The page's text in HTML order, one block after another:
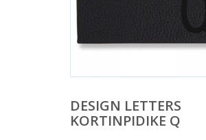
DESIGN LETTERS
KORTINPIDIKE Q